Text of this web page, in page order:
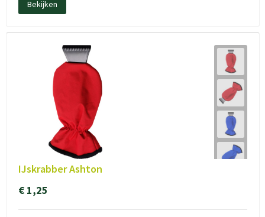
Bekijken
IJskrabber Ashton
€ 1,25